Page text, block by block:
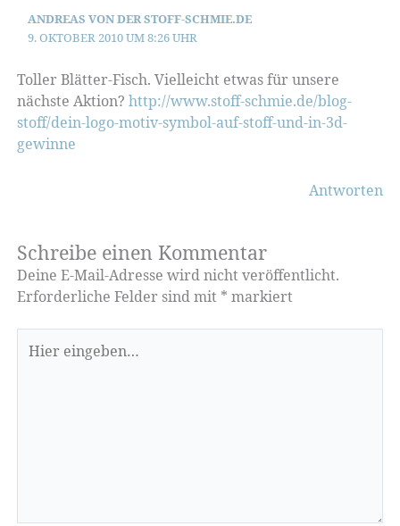
ANDREAS VON DER STOFF-SCHMIE.DE
9. OKTOBER 2010 UM 8:26 UHR
Toller Blätter-Fisch. Vielleicht etwas für unsere
nächste Aktion? http://www.stoff-schmie.de/blog-
stoff/dein-logo-motiv-symbol-auf-stoff-und-in-3d-
gewinne
Antworten
Schreibe einen Kommentar
Deine E-Mail-Adresse wird nicht veröffentlicht.
Erforderliche Felder sind mit * markiert
eingeben…